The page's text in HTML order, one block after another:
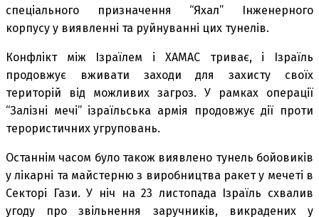
спеціального призначення “Яхал” Інженерного
корпусу у виявленні та руйнуванні цих тунелів.
Конфлікт між Ізраїлем і ХАМАС триває, і Ізраїль
продовжує вживати заходи для захисту своїх
територій від можливих загроз. У рамках операції
“Залізні мечі” ізраїльська армія продовжує дії проти
терористичних угруповань.
Останнім часом було також виявлено тунель бойовиків
у лікарні та майстерню з виробництва ракет у мечеті в
Секторі Гази. У ніч на 23 листопада Ізраїль схвалив
угоду про звільнення заручників, викрадених у